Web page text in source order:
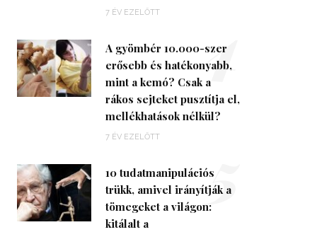
7 ÉV EZELŐTT
A gyömbér 10.000-szer
erősebb és hatékonyabb,
mint a kemó? Csak a
rákos sejteket pusztítja el,
mellékhatások nélkül?
7 ÉV EZELŐTT
4
10 tudatmanipulációs
trükk, amivel irányítják a
tömegeket a világon:
kitálalt a
5